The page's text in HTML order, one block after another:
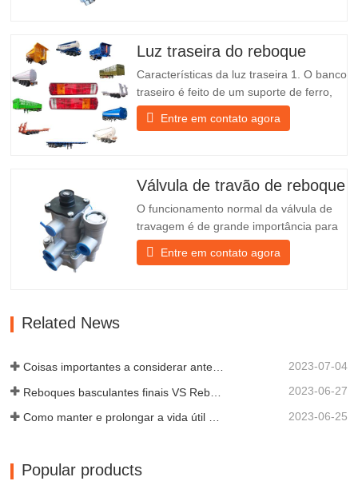
Embalagem e Envio Sobre nós O Grupo
Chengda é um fabricante chinês de
semirreboques…
Luz traseira do reboque
Características da luz traseira 1. O banco
traseiro é feito de um suporte de ferro,
muito mais resistente do que outros
materiais. Estão incluídos parafusos e
parte da frente do candeeiro para o
Entre em contato agora
Válvula de travão de reboque
O funcionamento normal da válvula de
travagem é de grande importância para
o estacionamento. Fornece suporte
técnico para a travagem suave do
Entre em contato agora
Related News
Coisas importantes a considerar antes de comprar um reboque basculante 2023-07-04
2023-06-27
2023-06-25
Popular products